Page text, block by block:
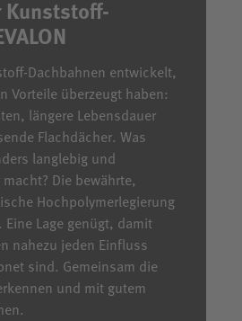
Kunststoff-
Dachbahnen entwickelt,
Vorteile überzeugt haben:
längere Lebensdauer
Flachdächer. Was
langlebig und
Die bewährte,
Hochpolymerlegierung
Eine Lage genügt, damit
nahezu jeden Einfluss
sind. Gemeinsam die
und mit gutem